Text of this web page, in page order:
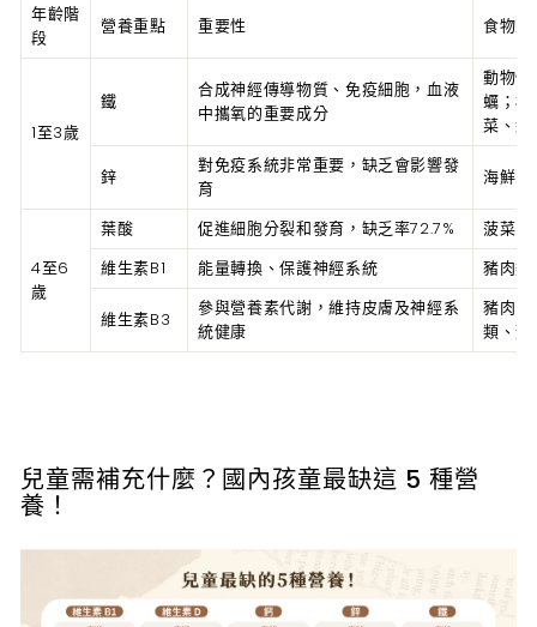
年齡階
段
營養重點 重要性 食物來
1至3歲
鐵
合成神經傳導物質、免疫細胞，血液
中攜氧的重要成分
動物性
蠣；植
菜、紅
鋅
對免疫系統非常重要，缺乏會影響發
育
海鮮、
4至6
歲
葉酸 促進細胞分裂和發育，缺乏率72.7%
菠菜、
維生素B1
能量轉換、保護神經系統 豬肉類
維生素B3
參與營養素代謝，維持皮膚及神經系
統健康
豬肉、
類、菇
兒童需補充什麼？國內孩童最缺這 5 種營
養！